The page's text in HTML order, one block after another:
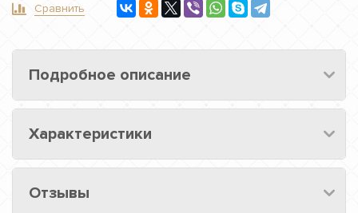
Сравнить
Подробное описание
Характеристики
Отзывы